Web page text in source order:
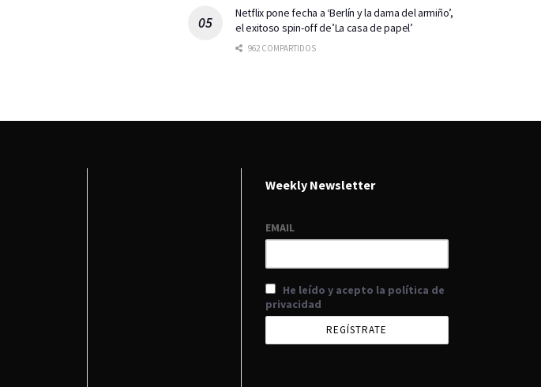
Netflix pone fecha a ‘Berlín y la dama del armiño’,
el exitoso spin-off de’La casa de papel’
962 COMPARTIDOS
Weekly Newsletter
EMAIL
He leído y acepto la política de
privacidad